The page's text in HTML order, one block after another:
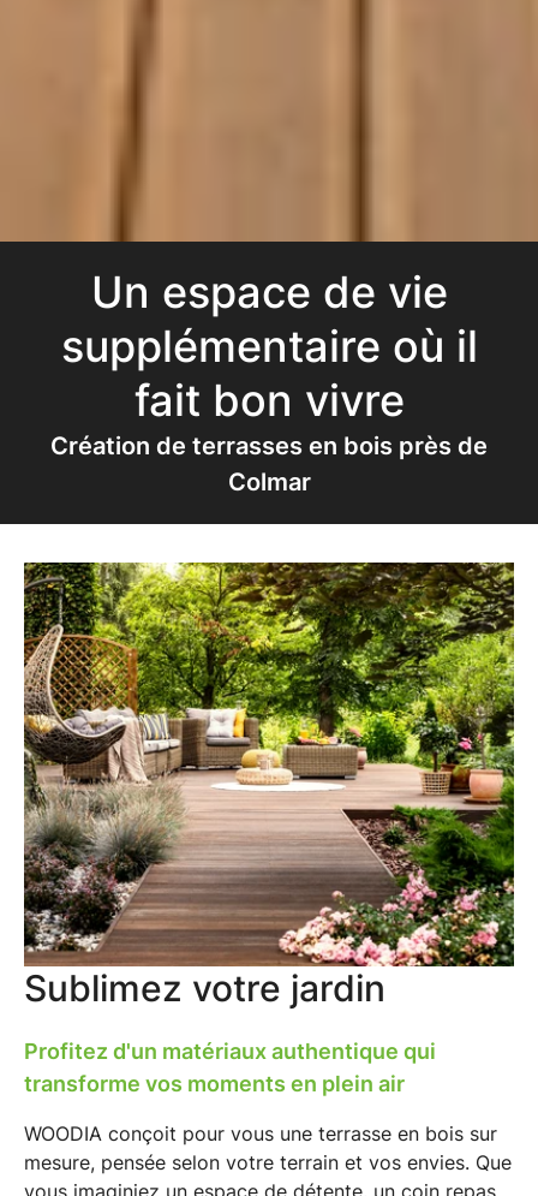
Création de terrasses en bois près de
Colmar
Un espace de vie
supplémentaire où il
fait bon vivre
Sublimez votre jardin
Profitez d'un matériaux authentique qui
transforme vos moments en plein air
WOODIA conçoit pour vous une terrasse en bois sur
mesure, pensée selon votre terrain et vos envies. Que